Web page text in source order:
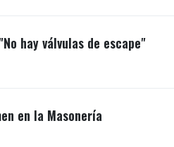
hay válvulas de escape"
en la Masonería